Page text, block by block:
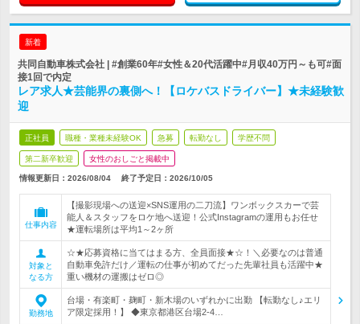
新着
共同自動車株式会社 | #創業60年#女性＆20代活躍中#月収40万円～も可#面
接1回で内定
レア求人★芸能界の裏側へ！【ロケバスドライバー】★未経験歓
迎
正社員 職種・業種未経験OK 急募 転勤なし 学歴不問
第二新卒歓迎 女性のおしごと掲載中
情報更新日：2026/08/04 終了予定日： 2026/10/05
仕事内容
【撮影現場への送迎×SNS運用の二刀流】ワンボックスカーで芸
能人＆スタッフをロケ地へ送迎！公式Instagramの運用もお任せ
★運転場所は平均1～2ヶ所
対象と
なる方
☆★応募資格に当てはまる方、全員面接★☆！＼必要なのは普通
自動車免許だけ／運転の仕事が初めてだった先輩社員も活躍中★
重い機材の運搬はゼロ◎
勤務地
台場・有楽町・麹町・新木場のいずれかに出勤 【転勤なし♪エリ
ア限定採用！】 ◆東京都港区台場2-4…